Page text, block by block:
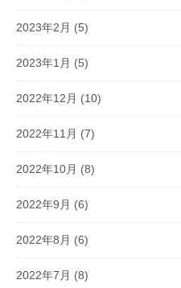
2023年2月 (5)
2023年1月 (5)
2022年12月 (10)
2022年11月 (7)
2022年10月 (8)
2022年9月 (6)
2022年8月 (6)
2022年7月 (8)